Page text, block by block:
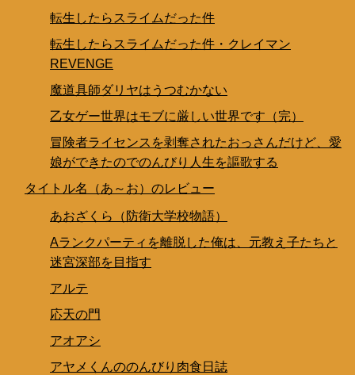
転生したらスライムだった件
転生したらスライムだった件・クレイマン
REVENGE
魔道具師ダリヤはうつむかない
乙女ゲー世界はモブに厳しい世界です（完）
冒険者ライセンスを剥奪されたおっさんだけど、愛
娘ができたのでのんびり人生を謳歌する
タイトル名（あ～お）のレビュー
あおざくら（防衛大学校物語）
Aランクパーティを離脱した俺は、元教え子たちと
迷宮深部を目指す
アルテ
応天の門
アオアシ
アヤメくんののんびり肉食日誌